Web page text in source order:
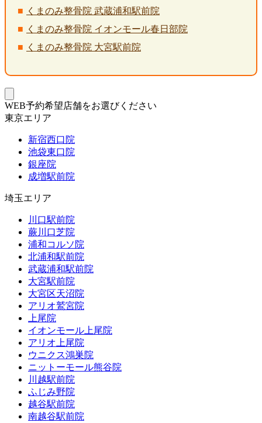
くまのみ整骨院 武蔵浦和駅前院
くまのみ整骨院 イオンモール春日部院
くまのみ整骨院 大宮駅前院
WEB予約希望店舗をお選びください
東京エリア
新宿西口院
池袋東口院
銀座院
成増駅前院
埼玉エリア
川口駅前院
蕨川口芝院
浦和コルソ院
北浦和駅前院
武蔵浦和駅前院
大宮駅前院
大宮区天沼院
アリオ鷲宮院
上尾院
イオンモール上尾院
アリオ上尾院
ウニクス鴻巣院
ニットーモール熊谷院
川越駅前院
ふじみ野院
越谷駅前院
南越谷駅前院